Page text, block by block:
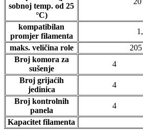
sobnoj temp. od 25
°C)
kompatibilan
promjer filamenta
maks. veličina role
Broj komora za
sušenje
4
Broj grijaćih
jedinica
4
Broj kontrolnih
panela
4
Kapacitet filamenta